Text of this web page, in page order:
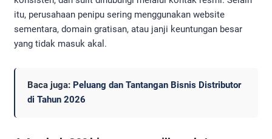
itu, perusahaan penipu sering menggunakan website
sementara, domain gratisan, atau janji keuntungan besar
yang tidak masuk akal.
Baca juga: Peluang dan Tantangan Bisnis Distributor
di Tahun 2026